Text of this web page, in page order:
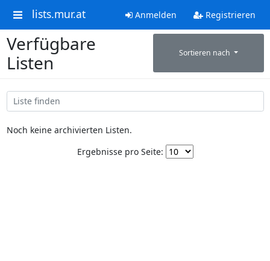
lists.mur.at Anmelden Registrieren
Verfügbare
Listen
Sortieren nach
Noch keine archivierten Listen.
Ergebnisse pro Seite: